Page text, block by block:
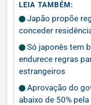
LEIA TAMBÉM:
Japão propõe
conceder
Só japonês tem
endurece regras
estrangeiros
Aprovação do
abaixo de 50%